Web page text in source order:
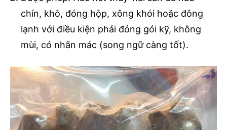
chín, khô, đóng hộp, xông khói hoặc đông
lạnh với điều kiện phải đóng gói kỹ, không
mùi, có nhãn mác (song ngữ càng tốt).